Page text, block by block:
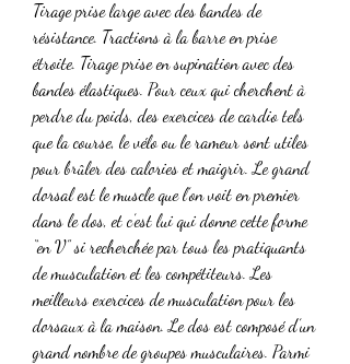
Tirage prise large avec des bandes de
résistance. Tractions à la barre en prise
étroite. Tirage prise en supination avec des
bandes élastiques. Pour ceux qui cherchent à
perdre du poids, des exercices de cardio tels
que la course, le vélo ou le rameur sont utiles
pour brûler des calories et maigrir. Le grand
dorsal est le muscle que l’on voit en premier
dans le dos, et c’est lui qui donne cette forme
“en V” si recherchée par tous les pratiquants
de musculation et les compétiteurs. Les
meilleurs exercices de musculation pour les
dorsaux à la maison. Le dos est composé d’un
grand nombre de groupes musculaires. Parmi